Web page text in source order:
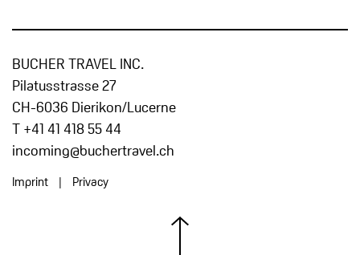
BUCHER TRAVEL INC.
Pilatusstrasse 27
CH-6036 Dierikon/Lucerne
T +41 41 418 55 44
incoming@buchertravel.ch
Imprint Privacy